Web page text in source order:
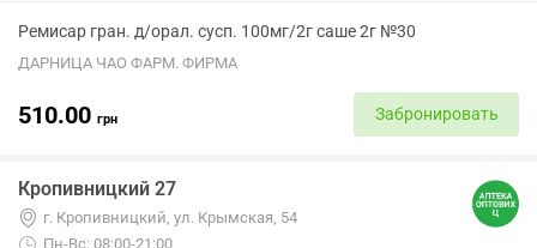
Ремисар гран. д/орал. сусп. 100мг/2г саше 2г №30
ДАРНИЦА ЧАО ФАРМ. ФИРМА
510.00 грн Забронировать
Кропивницкий 27
г. Кропивницкий, ул. Крымская, 54
Пн-Вс: 08:00-21:00